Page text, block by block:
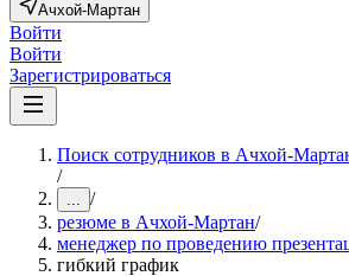
Ачхой-Мартан
Войти
Войти
Зарегистрироваться
Поиск сотрудников в Ачхой-
/
... /
резюме в Ачхой-Мартан/
менеджер по проведению
гибкий график